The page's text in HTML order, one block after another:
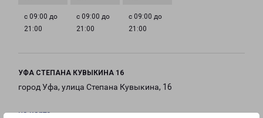
с 09:00 до
21:00
с 09:00 до
21:00
с 09:00 до
21:00
УФА СТЕПАНА КУВЫКИНА 16
город Уфа, улица Степана Кувыкина, 16
на карте